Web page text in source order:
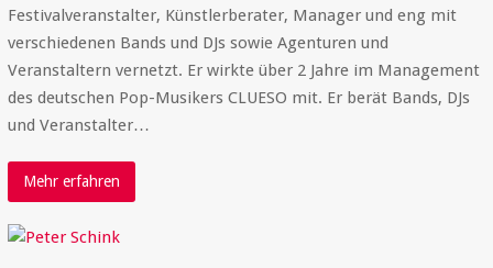
Festivalveranstalter, Künstlerberater, Manager und eng mit
verschiedenen Bands und DJs sowie Agenturen und
Veranstaltern vernetzt. Er wirkte über 2 Jahre im Management
des deutschen Pop-Musikers CLUESO mit. Er berät Bands, DJs
und Veranstalter…
Mehr erfahren